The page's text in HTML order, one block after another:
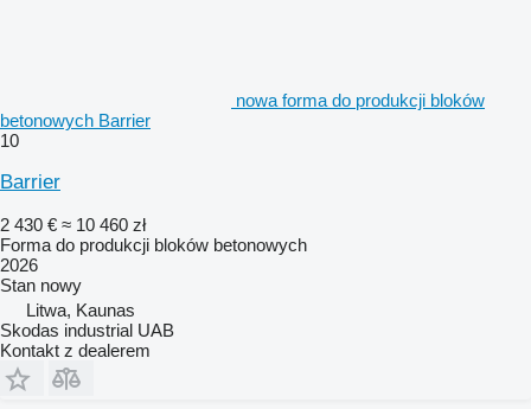
nowa forma do produkcji bloków
betonowych Barrier
10
Barrier
2 430 € ≈ 10 460 zł
Forma do produkcji bloków betonowych
2026
Stan nowy
Litwa, Kaunas
Skodas industrial UAB
Kontakt z dealerem